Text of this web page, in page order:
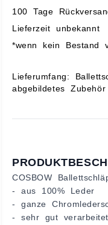
100 Tage
Lieferzeit unbekannt
*wenn kein Bestand
Lieferumfang:
abgebildetes Zubehör
COSBOW
- aus 100% Leder
- ganze
- sehr gut verarbeitet